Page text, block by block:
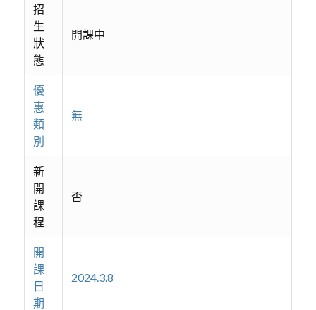
招
生
狀
態
開課中
優
惠
類
別
無
新
開
課
程
否
開
課
日
期
2024.3.8